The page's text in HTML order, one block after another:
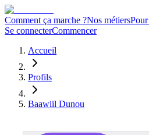
Comment ça marche ?Nos métiers
Se connecterCommencer
Accueil
Profils
Baawiil Dunou